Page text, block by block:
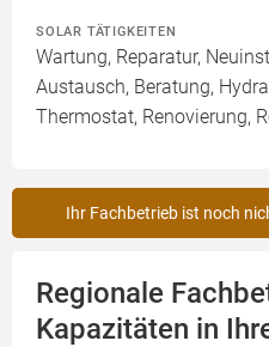
SOLAR TÄTIGKEITEN
Wartung, Reparatur,
Austausch, Beratung,
Thermostat, Renovierung,
Ihr Fachbetrieb ist noch
Regionale
Kapazitäten in